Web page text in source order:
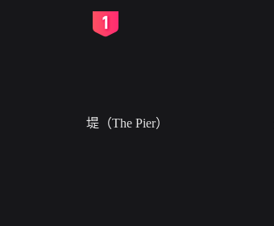
堤（The Pier）